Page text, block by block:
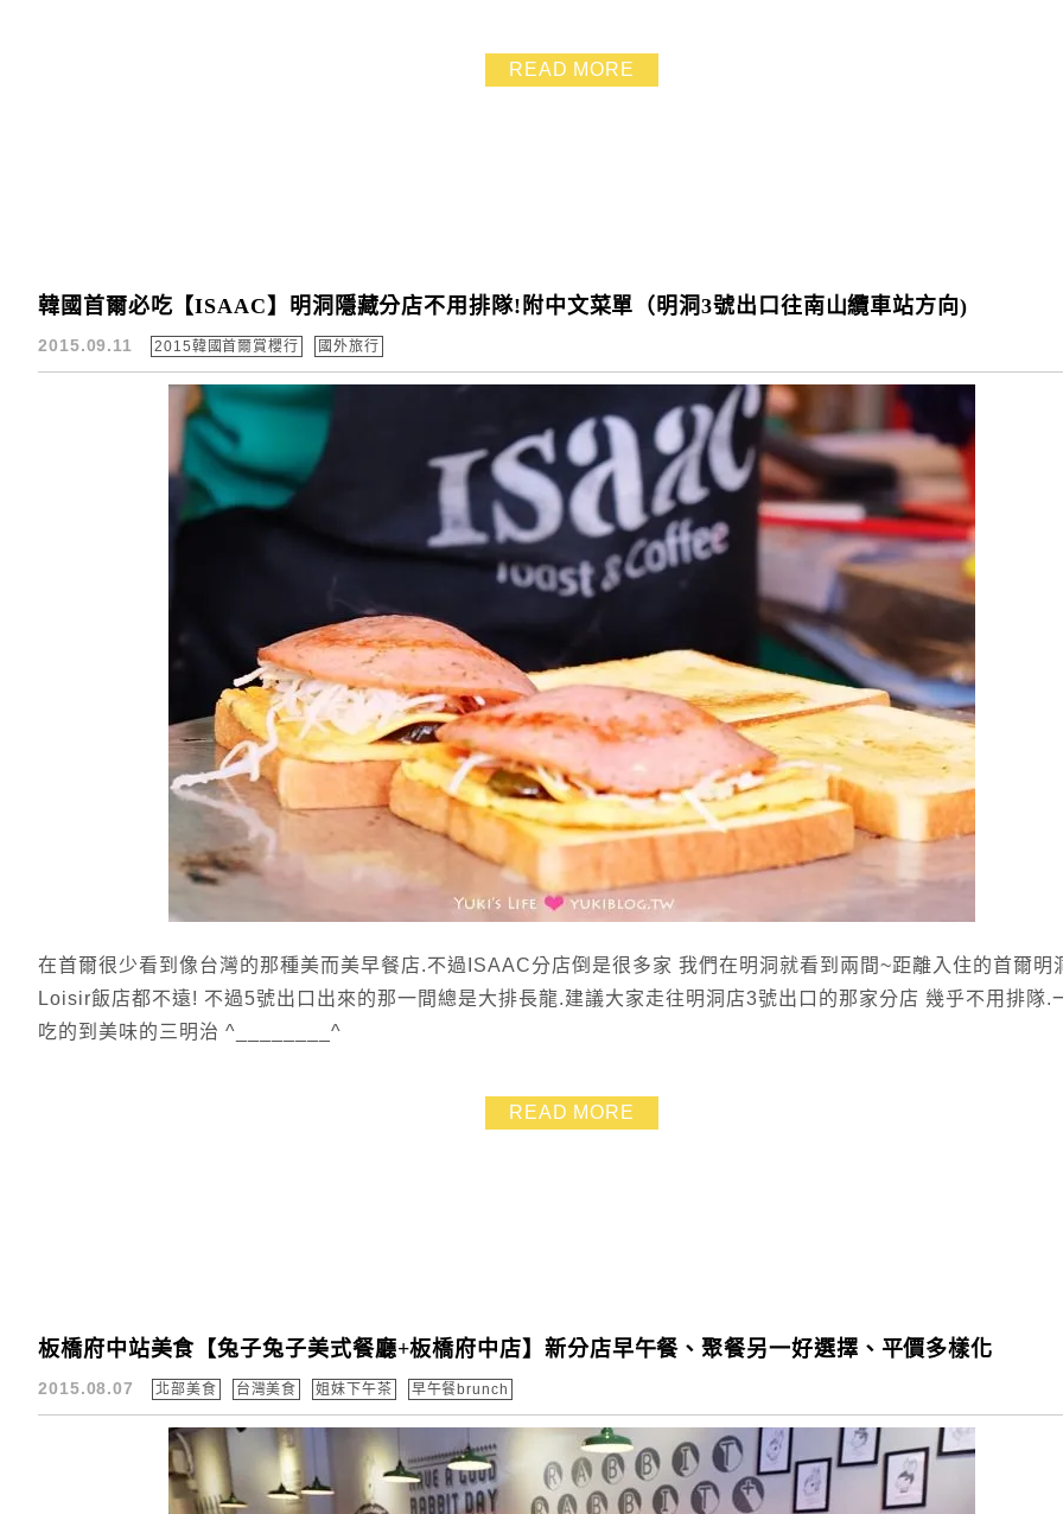
READ MORE
韓國首爾必吃【ISAAC】明洞隱藏分店不用排隊!附中文菜單（明洞3號出口往南山纜車站方向)
2015.09.11 2015韓國首爾賞櫻行 國外旅行
在首爾很少看到像台灣的那種美而美早餐店.不過ISAAC分店倒是很多家 我們在明洞就看到兩間~距離入住的首爾明
Loisir飯店都不遠! 不過5號出口出來的那一間總是大排長龍.建議大家走往明洞店3號出口的那家分店 幾乎不用排隊.
吃的到美味的三明治 ^________^
READ MORE
板橋府中站美食【兔子兔子美式餐廳+板橋府中店】新分店早午餐、聚餐另一好選擇、平價多樣化
2015.08.07 北部美食 台灣美食 姐妹下午茶 早午餐brunch